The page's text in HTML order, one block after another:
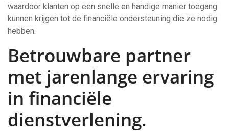
waardoor klanten op een snelle en handige manier toegang
kunnen krijgen tot de financiële ondersteuning die ze nodig
hebben.
Betrouwbare partner
met jarenlange ervaring
in financiële
dienstverlening.